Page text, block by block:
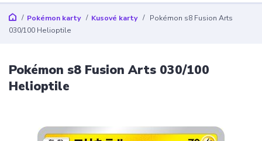
Pokémon karty Kusové karty
Pokémon s8 Fusion Arts
030/100 Helioptile
Pokémon s8 Fusion Arts 030/100
Helioptile